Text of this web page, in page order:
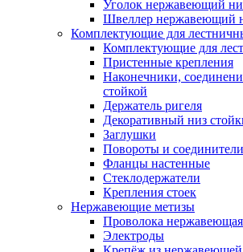
Уголок нержавеющий
Швеллер нержавеющий
Комплектующие для
Комплектующие для
Пристенные крепления
Наконечники,
стойкой
Держатель ригеля
Декоративный низ
Заглушки
Повороты и
Фланцы настенные
Стеклодержатели
Крепления стоек
Нержавеющие метизы
Проволока нержавеющая
Электроды